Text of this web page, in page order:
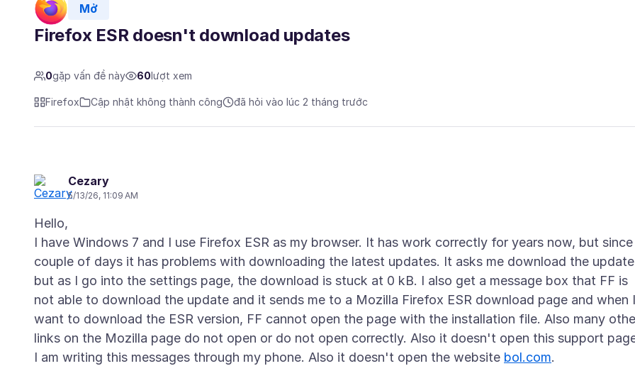
Mở
Firefox ESR doesn't download updates
0gặp vấn đề này 60 lượt xem
Firefox Cập nhật không thành công đã hỏi vào lúc 2 tháng trước
Cezary
5/13/26, 11:09 AM
Hello,
I have Windows 7 and I use Firefox ESR as my browser. It has work correctly for years now, but since
couple of days it has problems with downloading the latest updates. It asks me download the update
but as I go into the settings page, the download is stuck at 0 kB. I also get a message box that FF is
not able to download the update and it sends me to a Mozilla Firefox ESR download page and when I
want to download the ESR version, FF cannot open the page with the installation file. Also many
links on the Mozilla page do not open or do not open correctly. Also it doesn't open this support
I am writing this messages through my phone. Also it doesn't open the website bol.com.